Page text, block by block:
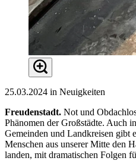
25.03.2024 in Neuigkeiten
Freudenstadt. Not und
Phänomen der Großstädte. Auch
Gemeinden und Landkreisen gibt
Menschen aus unserer Mitte den
landen, mit dramatischen Folgen